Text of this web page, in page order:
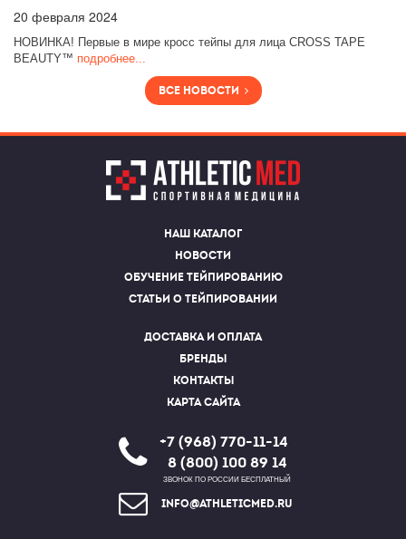
20 февраля 2024
НОВИНКА! Первые в мире кросс тейпы для лица CROSS TAPE
BEAUTY™ подробнее...
Все новости
Наш каталог
Новости
Обучение тейпированию
Статьи о тейпировании
Доставка и оплата
Бренды
Контакты
Карта сайта
+7 (968) 770-11-14
8 (800) 100 89 14
ЗВОНОК ПО РОССИИ БЕСПЛАТНЫЙ
info@athleticmed.ru